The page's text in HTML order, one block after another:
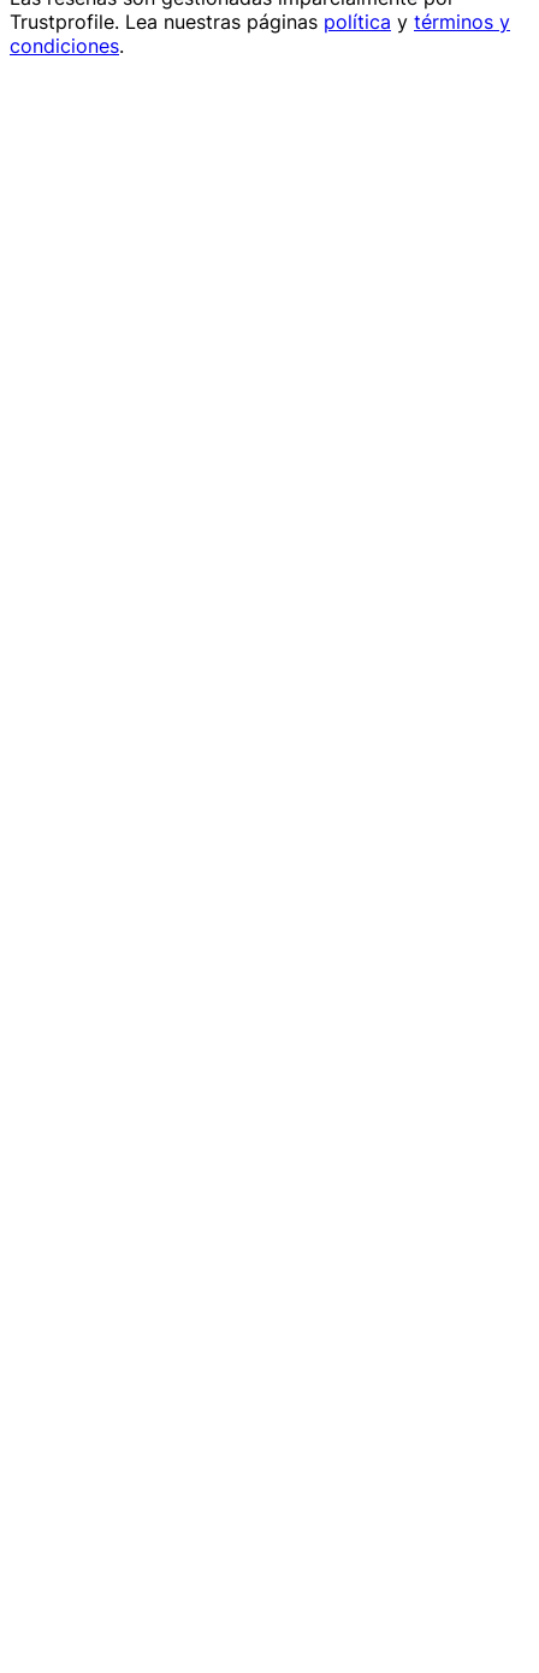
Trustprofile. Lea nuestras páginas política y términos y
condiciones.